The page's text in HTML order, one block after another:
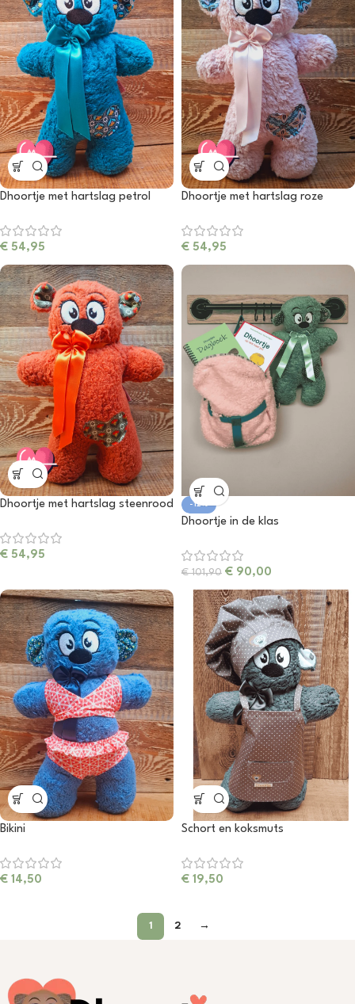
Dhoortje met hartslag petrol
€ 54,95
Dhoortje met hartslag roze
€ 54,95
Dhoortje met hartslag steenrood
€ 54,95
-12%
Dhoortje in de klas
€101,90 € 90,00
Bikini
€ 14,50
Schort en koksmuts
€ 19,50
1 2 →